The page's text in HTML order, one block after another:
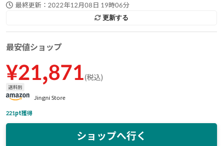
最終更新： 2022年12月08日 19時06分
更新する
最安値ショップ
¥21,871(税込)
送料別
Jingni Store
221pt獲得
ショップへ行く